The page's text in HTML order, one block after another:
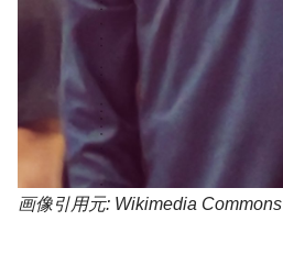
画像引用元: Wikimedia Commons